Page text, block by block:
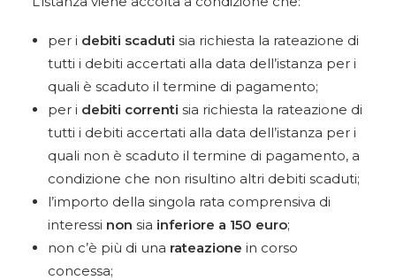
per i debiti scaduti sia richiesta la rateazione di
tutti i debiti accertati alla data dell’istanza per i
quali è scaduto il termine di pagamento;
per i debiti correnti sia richiesta la rateazione di
tutti i debiti accertati alla data dell’istanza per i
quali non è scaduto il termine di pagamento, a
condizione che non risultino altri debiti scaduti;
l’importo della singola rata comprensiva di
interessi non sia inferiore a 150 euro;
non c’è più di una rateazione in corso
concessa;